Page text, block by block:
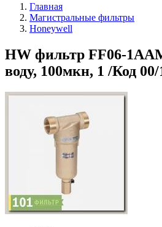
Главная
Магистральные фильтры
Honeywell
HW фильтр FF06-
воду, 100мкн, 1 /Код 00/